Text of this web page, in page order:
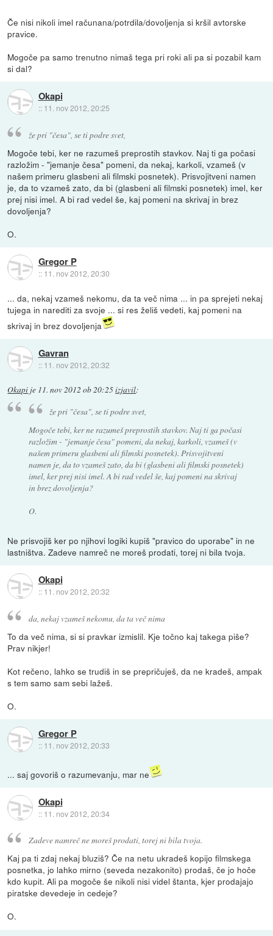
Če nisi nikoli imel računana/potrdila/dovoljenja si kršil avtorske
pravice.
Mogoče pa samo trenutno nimaš tega pri roki ali pa si pozabil kam
si dal?
Okapi
:: 11. nov 2012, 20:25
že pri "česa", se ti podre svet,
Mogoče tebi, ker ne razumeš preprostih stavkov. Naj ti ga počasi
razložim - "jemanje česa" pomeni, da nekaj, karkoli, vzameš (v
našem primeru glasbeni ali filmski posnetek). Prisvojitveni namen
je, da to vzameš zato, da bi (glasbeni ali filmski posnetek) imel, ker
prej nisi imel. A bi rad vedel še, kaj pomeni na skrivaj in brez
dovoljenja?
O.
Gregor P
:: 11. nov 2012, 20:30
... da, nekaj vzameš nekomu, da ta več nima ... in pa sprejeti nekaj
tujega in narediti za svoje ... si res želiš vedeti, kaj pomeni na
skrivaj in brez dovoljenja
Gavran
:: 11. nov 2012, 20:32
Okapi je 11. nov 2012 ob 20:25izjavil:
že pri "česa", se ti podre svet,
Mogoče tebi, ker ne razumeš preprostih stavkov. Naj ti ga počasi
razložim - "jemanje česa" pomeni, da nekaj, karkoli, vzameš (v
našem primeru glasbeni ali filmski posnetek). Prisvojitveni
namen je, da to vzameš zato, da bi (glasbeni ali filmski posnetek)
imel, ker prej nisi imel. A bi rad vedel še, kaj pomeni na skrivaj
in brez dovoljenja?
O.
Ne prisvojiš ker po njihovi logiki kupiš "pravico do uporabe" in ne
lastništva. Zadeve namreč ne moreš prodati, torej ni bila tvoja.
Okapi
:: 11. nov 2012, 20:32
da, nekaj vzameš nekomu, da ta več nima
To da več nima, si si pravkar izmislil. Kje točno kaj takega piše?
Prav nikjer!
Kot rečeno, lahko se trudiš in se prepričuješ, da ne kradeš, ampak
s tem samo sam sebi lažeš.
O.
Gregor P
:: 11. nov 2012, 20:33
... saj govoriš o razumevanju, mar ne
Okapi
:: 11. nov 2012, 20:34
Zadeve namreč ne moreš prodati, torej ni bila tvoja.
Kaj pa ti zdaj nekaj bluziš? Če na netu ukradeš kopijo filmskega
posnetka, jo lahko mirno (seveda nezakonito) prodaš, če jo hoče
kdo kupit. Ali pa mogoče še nikoli nisi videl štanta, kjer prodajajo
piratske devedeje in cedeje?
O.